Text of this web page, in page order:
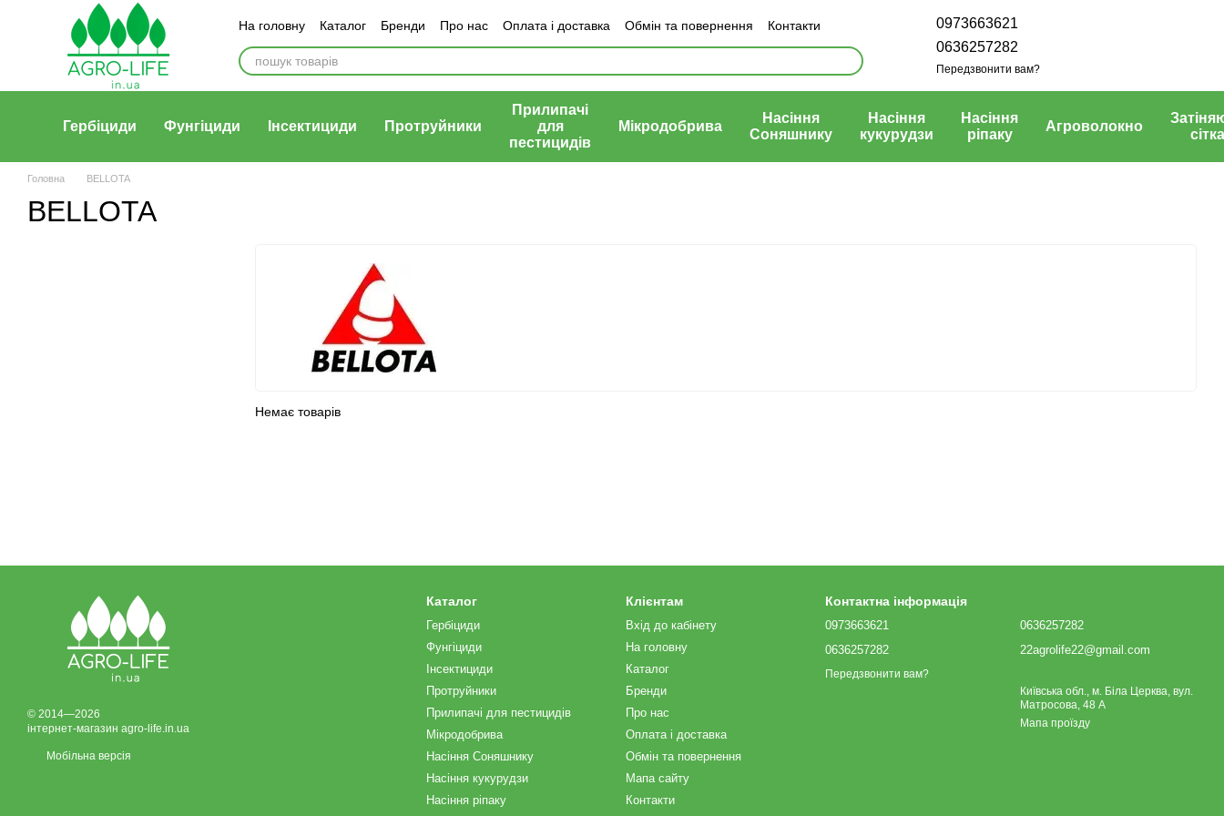
Перейти до основного контенту
На головну Каталог Бренди Про нас Оплата і доставка Обмін та повернення Контакти
0973663621
0636257282
Передзвонити вам?
Гербіциди Фунгіциди Інсектициди Протруйники
Прилипачі
для
пестицидів
Мікродобрива
Насіння
Соняшнику
Насіння
кукурудзи
Насіння
ріпаку
Агроволокно
сітка
Головна BELLOTA
BELLOTA
Немає товарів
© 2014—2026
інтернет-магазин agro-life.in.ua
Мобільна версія
Каталог
Гербіциди
Фунгіциди
Інсектициди
Протруйники
Прилипачі для пестицидів
Мікродобрива
Насіння Соняшнику
Насіння кукурудзи
Насіння ріпаку
Клієнтам
Вхід до кабінету
На головну
Каталог
Бренди
Про нас
Оплата і доставка
Обмін та повернення
Мапа сайту
Контакти
Контактна інформація
0973663621
0636257282
Передзвонити вам?
0636257282
22agrolife22@gmail.com
Київська обл., м. Біла Церква, вул.
Матросова, 48 А
Мапа проїзду